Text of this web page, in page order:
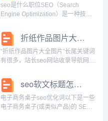
站入口,中国排球官方协会,中国排球
百度百...
seo是什么职位SEO（Search
Engine Optimization）是一种技
质量和链接等方式，提高网站在搜
索引擎中的排名，从而获得更多有
针对性的免费流量，以达到...
折纸作品图片大全图片的长尾关键词有哪些
“折纸作品图片大全图片”长尾关键词
有很多，站长seo网站收录导航网为
键词： 百度的相关长尾关键词：折
纸作品图片大全图片简单,折纸作品
图片大全图片高清,折纸作品图片大
全图片...
seo软文标题怎么写
电子商务桌子seo优化词以下是一些
电子商务桌子(或类似产品)的 SEO